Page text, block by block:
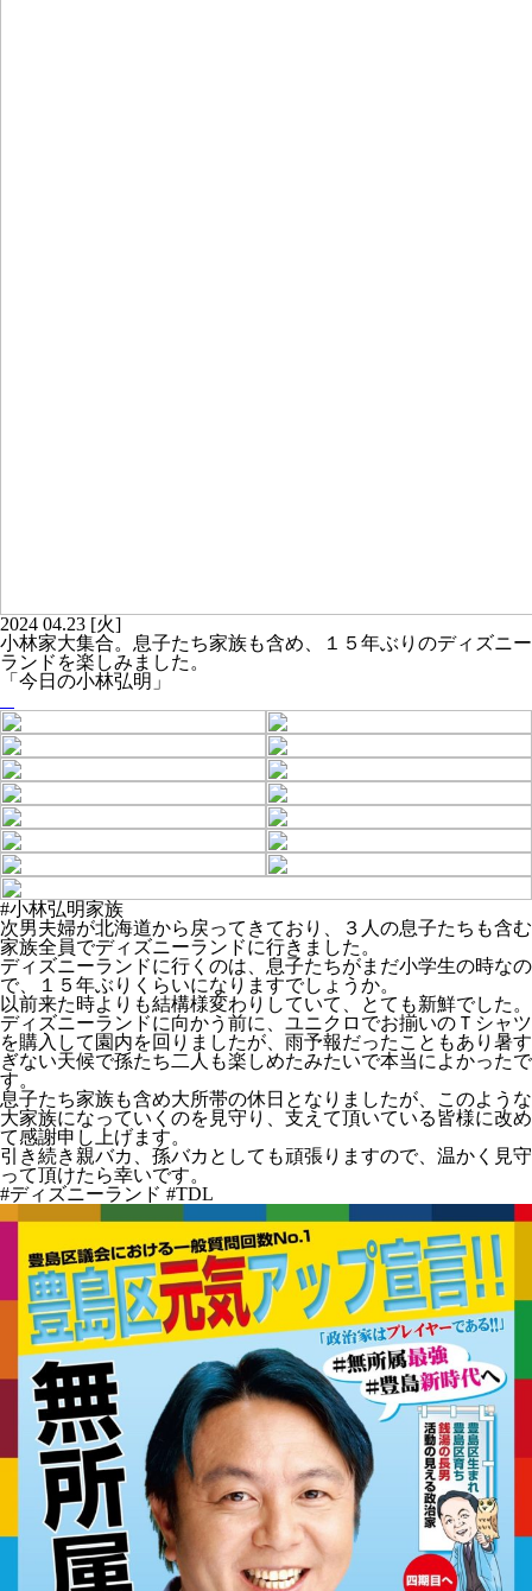
2024 04.23 [火]
小林家大集合。息子たち家族も含め、１５年ぶりのディズニー
ランドを楽しみました。
「今日の小林弘明」
#小林弘明家族
次男夫婦が北海道から戻ってきており、３人の息子たちも含む
家族全員でディズニーランドに行きました。
ディズニーランドに行くのは、息子たちがまだ小学生の時なの
で、１５年ぶりくらいになりますでしょうか。
以前来た時よりも結構様変わりしていて、とても新鮮でした。
ディズニーランドに向かう前に、ユニクロでお揃いのＴシャツ
を購入して園内を回りましたが、雨予報だったこともあり暑す
ぎない天候で孫たち二人も楽しめたみたいで本当によかったで
す。
息子たち家族も含め大所帯の休日となりましたが、このような
大家族になっていくのを見守り、支えて頂いている皆様に改め
て感謝申し上げます。
引き続き親バカ、孫バカとしても頑張りますので、温かく見守
って頂けたら幸いです。
#ディズニーランド #TDL